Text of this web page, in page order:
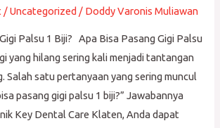
/Uncategorized / Doddy Varonis Muliawan
Palsu 1 Biji? Apa Bisa Pasang Gigi Palsu
yang hilang sering kali menjadi tantangan
Salah satu pertanyaan yang sering muncul
pasang gigi palsu 1 biji?” Jawabannya
Key Dental Care Klaten, Anda dapat